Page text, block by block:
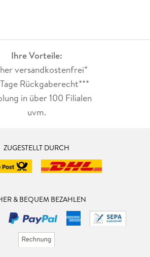
Ihre Vorteile:
versandkostenfrei*
Rückgaberecht***
in über 100 Filialen
uvm.
ZUGESTELLT DURCH
& BEQUEM BEZAHLEN